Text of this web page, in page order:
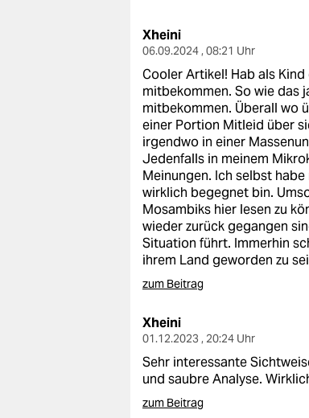
nord
wahrheit
verlag
verlag
veranstaltungen
shop
fragen & hilfe
unterstützen
genossenschaft
epaper login
Xheini
06.09.2024 , 08:21 Uhr
Cooler Artikel! Hab als
mitbekommen. So wie das
mitbekommen. Überall wo
einer Portion Mitleid über
irgendwo in einer
Jedenfalls in meinem
Meinungen. Ich selbst
wirklich begegnet bin.
Mosambiks hier lesen zu
wieder zurück gegangen
Situation führt. Immerhin
ihrem Land geworden zu
zum Beitrag
Xheini
01.12.2023 , 20:24 Uhr
Sehr interessante
und saubre Analyse.
zum Beitrag